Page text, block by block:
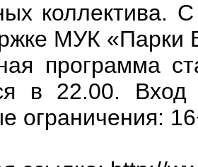
коллектива.
МУК «Парки
программа
в 22.00.
ограничения: